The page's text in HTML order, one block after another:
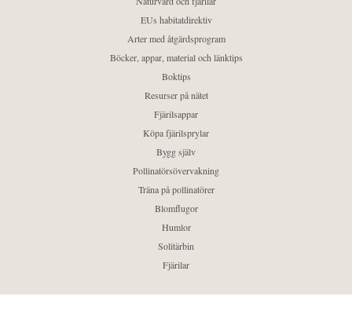
EUs habitatdirektiv
Arter med åtgärdsprogram
Böcker, appar, material och länktips
Boktips
Resurser på nätet
Fjärilsappar
Köpa fjärilsprylar
Bygg själv
Pollinatörsövervakning
Träna på pollinatörer
Blomflugor
Humlor
Solitärbin
Fjärilar